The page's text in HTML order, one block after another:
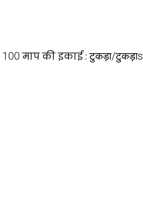
100 माप की इकाई :टुकड़ा/टुकड़ाs